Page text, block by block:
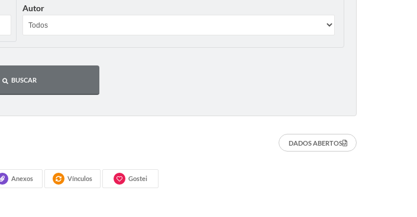
Autor
BUSCAR
DADOS ABERTOS
Anexos Vínculos Gostei